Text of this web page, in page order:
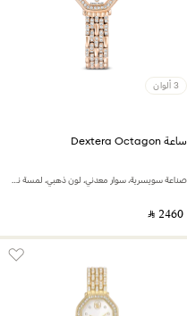
3 ألوان
ساعة Dextera Octagon
صناعة سويسرية، سوار معدني، لون ذهبي، لمسة نهائية بلون ذهبي وردي
‎ ⃁ ⁦2460⁩ ‎